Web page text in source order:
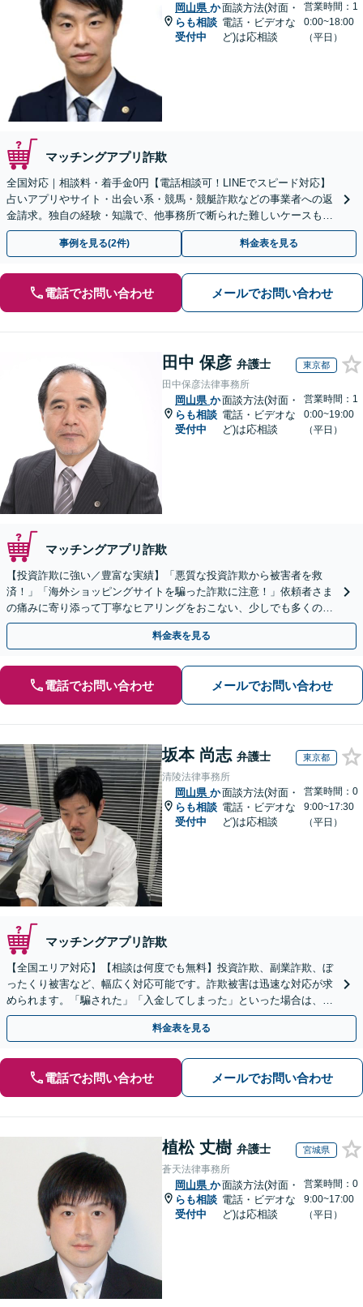
岡山県 か
らも相談
受付中
面談方法(対面・
電話・ビデオな
ど)は応相談
営業時間：1
0:00~18:00
（平日）
マッチングアプリ詐欺
全国対応｜相談料・着手金0円【電話相談可！LINEでスピード対応】
占いアプリやサイト・出会い系・競馬・競艇詐欺などの事業者への返
金請求。独自の経験・知識で、他事務所で断られた難しいケースも解
決に導いた実績あり。まずはお気軽にご相談ください
事例を見る(2件) 料金表を見る
電話でお問い合わせ メールでお問い合わせ
田中 保彦 弁護士 東京都
田中保彦法律事務所
岡山県 か
らも相談
受付中
面談方法(対面・
電話・ビデオな
ど)は応相談
営業時間：1
0:00~19:00
（平日）
マッチングアプリ詐欺
【投資詐欺に強い／豊富な実績】「悪質な投資詐欺から被害者を救
済！」「海外ショッピングサイトを騙った詐欺に注意！」依頼者さま
の痛みに寄り添って丁寧なヒアリングをおこない、少しでも多くの返
金が得られるよう尽力します！
料金表を見る
電話でお問い合わせ メールでお問い合わせ
坂本 尚志 弁護士 東京都
清陵法律事務所
岡山県 か
らも相談
受付中
面談方法(対面・
電話・ビデオな
ど)は応相談
営業時間：0
9:00~17:30
（平日）
マッチングアプリ詐欺
【全国エリア対応】【相談は何度でも無料】投資詐欺、副業詐欺、ぼ
ったくり被害など、幅広く対応可能です。詐欺被害は迅速な対応が求
められます。「騙された」「入金してしまった」といった場合は、お
早めにご相談ください。【電話・メール・WEB相談可】
料金表を見る
電話でお問い合わせ メールでお問い合わせ
植松 丈樹 弁護士 宮城県
蒼天法律事務所
岡山県 か
らも相談
受付中
面談方法(対面・
電話・ビデオな
ど)は応相談
営業時間：0
9:00~17:00
（平日）